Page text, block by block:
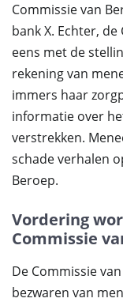
Commissie van
bank X. Echter,
eens met de
rekening van
immers haar
informatie over
verstrekken.
schade verhalen
Beroep.
Vordering
Commissie
De Commissie
bezwaren van